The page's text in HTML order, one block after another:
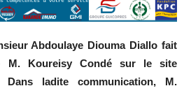
Abdoulaye Diouma Diallo fait
Koureisy Condé sur le site
Dans ladite communication, M.